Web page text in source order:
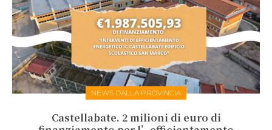
NEWS DALLA PROVINCIA
Castellabate. 2 milioni di euro di